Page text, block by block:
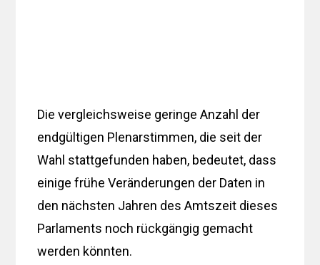
Die vergleichsweise geringe Anzahl der
endgültigen Plenarstimmen, die seit der
Wahl stattgefunden haben, bedeutet, dass
einige frühe Veränderungen der Daten in
den nächsten Jahren des Amtszeit dieses
Parlaments noch rückgängig gemacht
werden könnten.